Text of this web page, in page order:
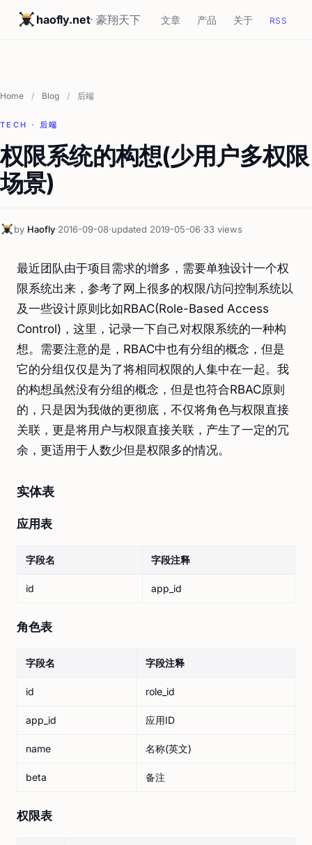
haofly.net· 豪翔天下 文章 产品 关于 RSS
Home / Blog / 后端
TECH · 后端
权限系统的构想(少用户多权限
场景)
by Haofly·2016-09-08·updated 2019-05-06·33 views
最近团队由于项目需求的增多，需要单独设计一个权
限系统出来，参考了网上很多的权限/访问控制系统以
及一些设计原则比如RBAC(Role-Based Access
Control)，这里，记录一下自己对权限系统的一种构
想。需要注意的是，RBAC中也有分组的概念，但是
它的分组仅仅是为了将相同权限的人集中在一起。我
的构想虽然没有分组的概念，但是也符合RBAC原则
的，只是因为我做的更彻底，不仅将角色与权限直接
关联，更是将用户与权限直接关联，产生了一定的冗
余，更适用于人数少但是权限多的情况。
实体表
应用表
字段名 字段注释
id app_id
角色表
字段名 字段注释
id role_id
app_id 应用ID
name 名称(英文)
beta 备注
权限表